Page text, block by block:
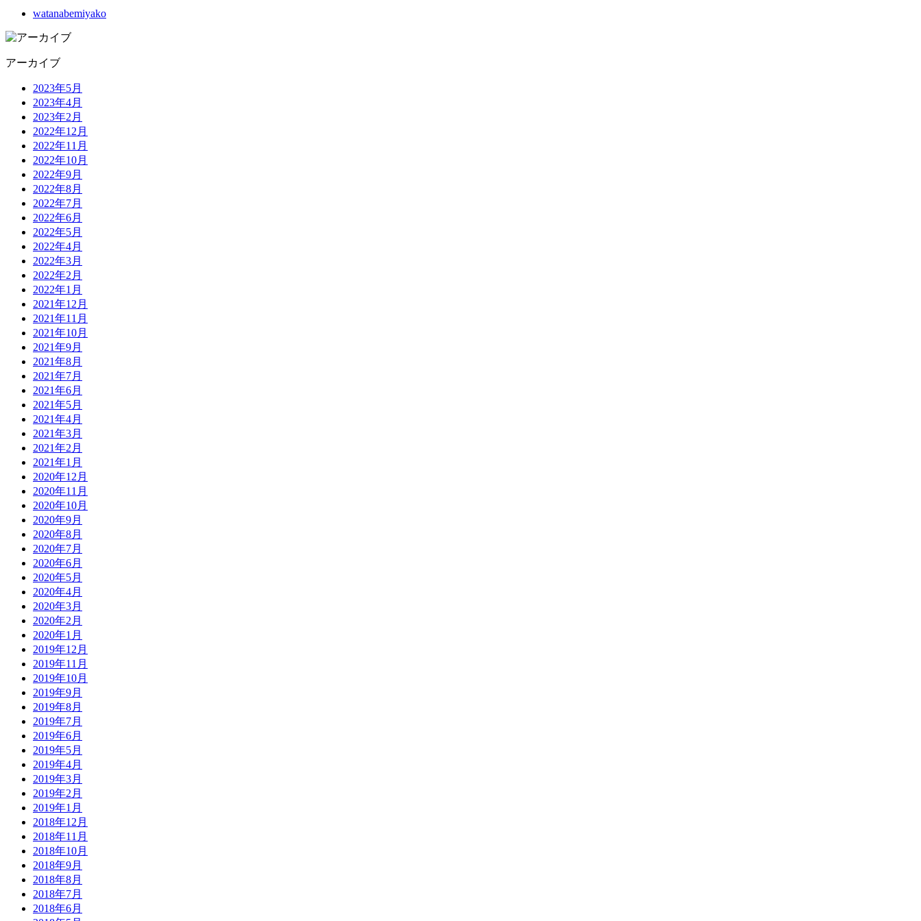
watanabemiyako
アーカイブ
2023年5月
2023年4月
2023年2月
2022年12月
2022年11月
2022年10月
2022年9月
2022年8月
2022年7月
2022年6月
2022年5月
2022年4月
2022年3月
2022年2月
2022年1月
2021年12月
2021年11月
2021年10月
2021年9月
2021年8月
2021年7月
2021年6月
2021年5月
2021年4月
2021年3月
2021年2月
2021年1月
2020年12月
2020年11月
2020年10月
2020年9月
2020年8月
2020年7月
2020年6月
2020年5月
2020年4月
2020年3月
2020年2月
2020年1月
2019年12月
2019年11月
2019年10月
2019年9月
2019年8月
2019年7月
2019年6月
2019年5月
2019年4月
2019年3月
2019年2月
2019年1月
2018年12月
2018年11月
2018年10月
2018年9月
2018年8月
2018年7月
2018年6月